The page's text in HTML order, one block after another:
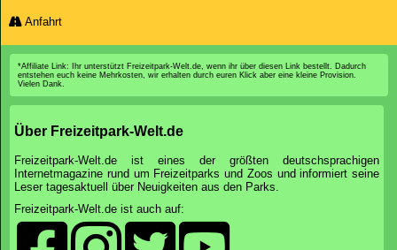
Anfahrt
*Affiliate Link: Ihr unterstützt Freizeitpark-Welt.de, wenn ihr über diesen Link bestellt. Dadurch
entstehen euch keine Mehrkosten, wir erhalten durch euren Klick aber eine kleine Provision.
Vielen Dank.
Über Freizeitpark-Welt.de
Freizeitpark-Welt.de ist eines der größten deutschsprachigen
Internetmagazine rund um Freizeitparks und Zoos und informiert seine
Leser tagesaktuell über Neuigkeiten aus den Parks.
Freizeitpark-Welt.de ist auch auf: